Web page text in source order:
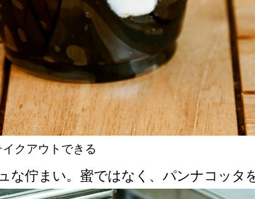
クアウトできる
佇まい。蜜ではなく、パンナコッタ